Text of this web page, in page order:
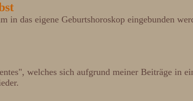
in das eigene Geburtshoroskop eingebunden
welches sich aufgrund meiner Beiträge in